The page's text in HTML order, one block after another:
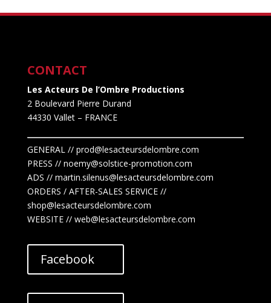
CONTACT
Les Acteurs De l’Ombre Productions
2 Boulevard Pierre Durand
44330 Vallet– FRANCE
GENERAL // prod@lesacteursdelombre.com
PRESS // noemy@solstice-promotion.com
ADS // martin.silenus@lesacteursdelombre.com
ORDERS / AFTER-SALES SERVICE //
shop@lesacteursdelombre.com
WEBSITE // web@lesacteursdelombre.com
Facebook